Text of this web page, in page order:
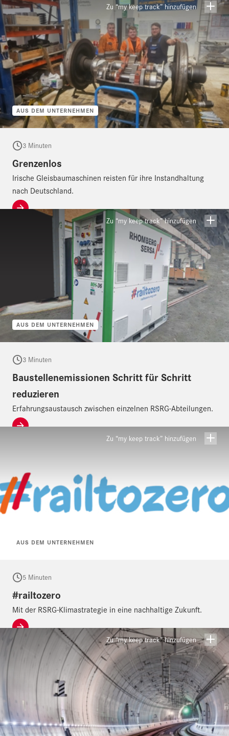
AUS DEM UNTERNEHMEN
Zu “my keep track” hinzufügen
3 Minuten
Grenzenlos
Irische Gleisbaumaschinen reisten für ihre Instandhaltung
nach Deutschland.
AUS DEM UNTERNEHMEN
Zu “my keep track” hinzufügen
3 Minuten
Baustellenemissionen Schritt für Schritt
reduzieren
Erfahrungsaustausch zwischen einzelnen RSRG-Abteilungen.
AUS DEM UNTERNEHMEN
Zu “my keep track” hinzufügen
5 Minuten
#railtozero
Mit der RSRG-Klimastrategie in eine nachhaltige Zukunft.
Zu “my keep track” hinzufügen